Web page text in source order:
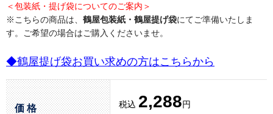
＜包装紙・提げ袋についてのご案内＞
※こちらの商品は、 鶴屋包装紙・鶴屋提げ袋にてご準備いたしま
す。ご希望の場合はご購入くださいませ。
◆鶴屋提げ袋お買い求めの方はこちらから
価 格 税込 2,288円